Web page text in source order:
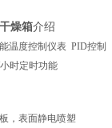
燥箱介绍
温度控制仪表 PID控制
小时定时功能
，表面静电喷塑